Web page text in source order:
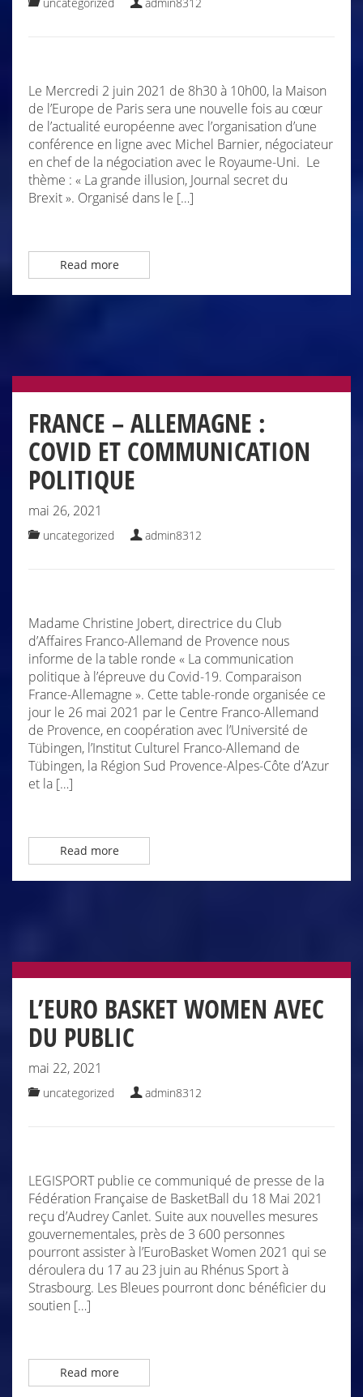
Le Mercredi 2 juin 2021 de 8h30 à 10h00, la Maison
de l’Europe de Paris sera une nouvelle fois au cœur
de l’actualité européenne avec l’organisation d’une
conférence en ligne avec Michel Barnier, négociateur
en chef de la négociation avec le Royaume-Uni. Le
thème : « La grande illusion, Journal secret du
Brexit ». Organisé dans le […]
Read more
FRANCE – ALLEMAGNE :
COVID ET COMMUNICATION
POLITIQUE
mai 26, 2021
uncategorized admin8312
Madame Christine Jobert, directrice du Club
d’Affaires Franco-Allemand de Provence nous
informe de la table ronde « La communication
politique à l’épreuve du Covid-19. Comparaison
France-Allemagne ». Cette table-ronde organisée ce
jour le 26 mai 2021 par le Centre Franco-Allemand
de Provence, en coopération avec l’Université de
Tübingen, l’Institut Culturel Franco-Allemand de
Tübingen, la Région Sud Provence-Alpes-Côte d’Azur
et la […]
Read more
L’EURO BASKET WOMEN AVEC
DU PUBLIC
mai 22, 2021
uncategorized admin8312
LEGISPORT publie ce communiqué de presse de la
Fédération Française de BasketBall du 18 Mai 2021
reçu d’Audrey Canlet. Suite aux nouvelles mesures
gouvernementales, près de 3 600 personnes
pourront assister à l’EuroBasket Women 2021 qui se
déroulera du 17 au 23 juin au Rhénus Sport à
Strasbourg. Les Bleues pourront donc bénéficier du
soutien […]
Read more